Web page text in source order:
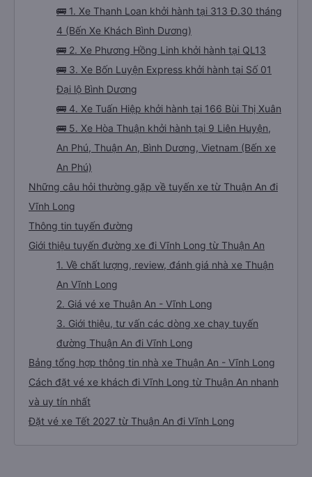
🚌 1. Xe Thanh Loan khởi hành tại 313 Đ.30 tháng
4 (Bến Xe Khách Bình Dương)
🚌 2. Xe Phương Hồng Linh khởi hành tại QL13
🚌 3. Xe Bốn Luyện Express khởi hành tại Số 01
Đại lộ Bình Dương
🚌 4. Xe Tuấn Hiệp khởi hành tại 166 Bùi Thị Xuân
🚌 5. Xe Hòa Thuận khởi hành tại 9 Liên Huyện,
An Phú, Thuận An, Bình Dương, Vietnam (Bến xe
An Phú)
Những câu hỏi thường gặp về tuyến xe từ Thuận An đi
Vĩnh Long
Thông tin tuyến đường
Giới thiệu tuyến đường xe đi Vĩnh Long từ Thuận An
1. Về chất lượng, review, đánh giá nhà xe Thuận
An Vĩnh Long
2. Giá vé xe Thuận An - Vĩnh Long
3. Giới thiệu, tư vấn các dòng xe chạy tuyến
đường Thuận An đi Vĩnh Long
Bảng tổng hợp thông tin nhà xe Thuận An - Vĩnh Long
Cách đặt vé xe khách đi Vĩnh Long từ Thuận An nhanh
và uy tín nhất
Đặt vé xe Tết 2027 từ Thuận An đi Vĩnh Long